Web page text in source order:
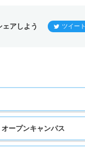
アしよう ツイート
オープンキャンパス